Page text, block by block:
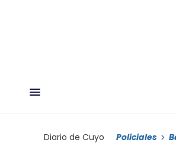
Diario de Cuyo Policiales